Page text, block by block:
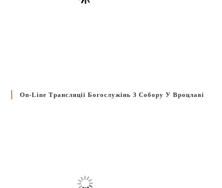
On-Line Трансляції Богослужінь З Собору У Вроцлаві